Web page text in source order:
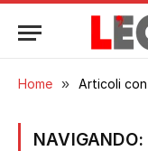
Home » Articoli
NAVIGANDO: